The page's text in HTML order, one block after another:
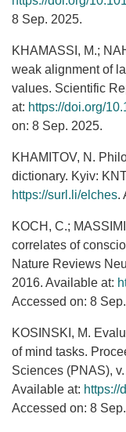
8 Sep. 2025.
KHAMASSI, M.;
weak alignment of
values. Scientific
at: https://doi.org/
on: 8 Sep. 2025.
KHAMITOV, N.
dictionary. Kyiv:
https://surl.li/elches.
KOCH, C.;
correlates of
Nature Reviews
2016. Available at:
Accessed on: 8
KOSINSKI, M.
of mind tasks.
Sciences (PNAS),
Available at: https://
Accessed on: 8